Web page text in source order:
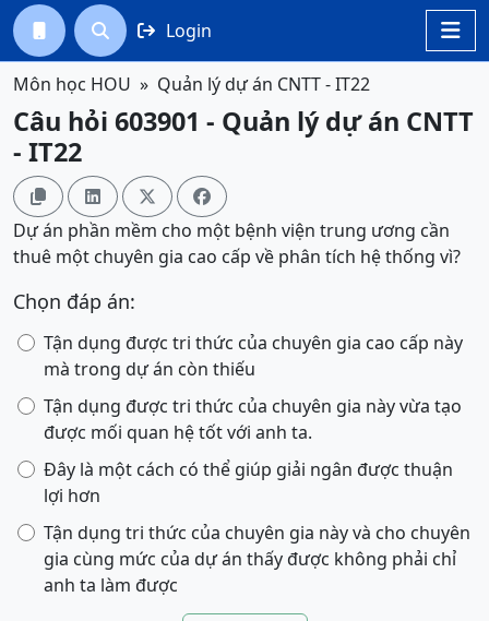

  Login
Môn học HOU Quản lý dự án CNTT - IT22
Câu hỏi 603901 - Quản lý dự án CNTT
- IT22
   
Dự án phần mềm cho một bệnh viện trung ương cần
thuê một chuyên gia cao cấp về phân tích hệ thống vì?
Chọn đáp án:
Tận dụng được tri thức của chuyên gia cao cấp này
mà trong dự án còn thiếu
Tận dụng được tri thức của chuyên gia này vừa tạo
được mối quan hệ tốt với anh ta.
Đây là một cách có thể giúp giải ngân được thuận
lợi hơn
Tận dụng tri thức của chuyên gia này và cho chuyên
gia cùng mức của dự án thấy được không phải chỉ
anh ta làm được